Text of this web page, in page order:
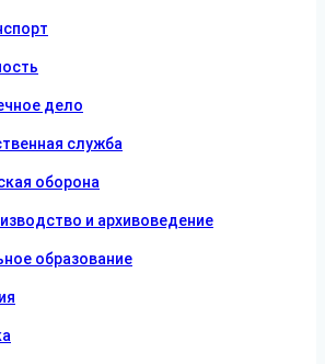
дело
служба
оборона
и архивоведение
образование